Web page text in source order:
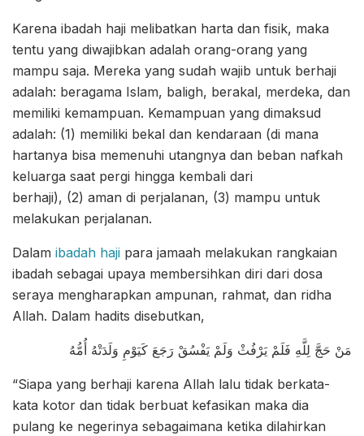
Karena ibadah haji melibatkan harta dan fisik, maka
tentu yang diwajibkan adalah orang-orang yang
mampu saja. Mereka yang sudah wajib untuk berhaji
adalah: beragama Islam, baligh, berakal, merdeka, dan
memiliki kemampuan. Kemampuan yang dimaksud
adalah: (1) memiliki bekal dan kendaraan (di mana
hartanya bisa memenuhi utangnya dan beban nafkah
keluarga saat pergi hingga kembali dari
berhaji), (2) aman di perjalanan, (3) mampu untuk
melakukan perjalanan.
Dalam ibadah haji para jamaah melakukan rangkaian
ibadah sebagai upaya membersihkan diri dari dosa
seraya mengharapkan ampunan, rahmat, dan ridha
Allah. Dalam hadits disebutkan,
مَنْ حَجَّ لِلَّهِ فَلَمْ يَرْفُثْ وَلَمْ يَفْسُقْ رَجَعَ كَيَوْمِ وَلَدَتْهُ أُمُّهُ
“Siapa yang berhaji karena Allah lalu tidak berkata-
kata kotor dan tidak berbuat kefasikan maka dia
pulang ke negerinya sebagaimana ketika dilahirkan